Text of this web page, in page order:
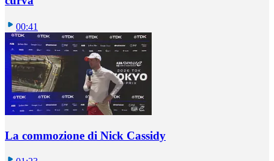
00:41
La commozione di Nick Cassidy